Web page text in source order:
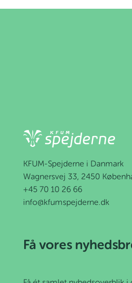
KFUM-Spejderne i Danmark
Wagnersvej 33, 2450
+45 70 10 26 66
info@kfumspejderne.dk
Få vores